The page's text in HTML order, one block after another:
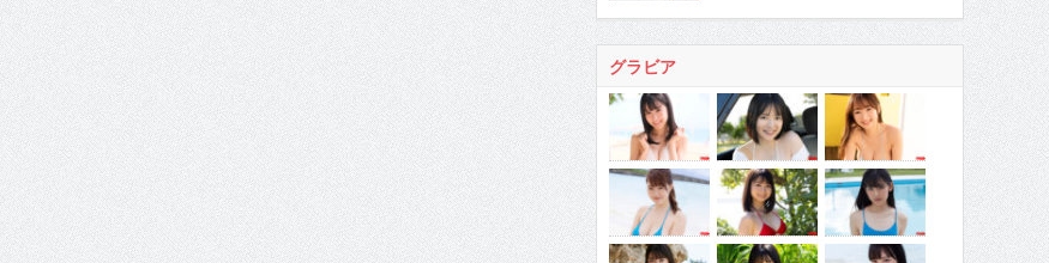
グラビア